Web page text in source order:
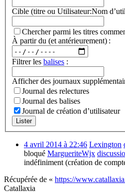
Cible (titre ou Utilisateur:Nom
Chercher parmi les titres
À partir du (et antérieurement) :
Filtrer les balises :
Afficher des journaux
Journal des relectures
Journal des balises
Journal de création d’utilisateur
Lister
4 avril 2014 à 22:46 Lexington
bloqué MargueriteWjx
indéfiniment(création de
Récupérée de « https://
Catallaxia